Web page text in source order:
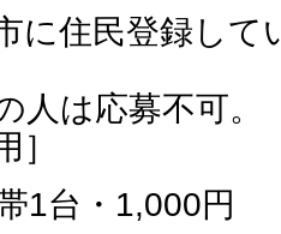
に住民登録し
人は応募不可。
］
1台・1,000円